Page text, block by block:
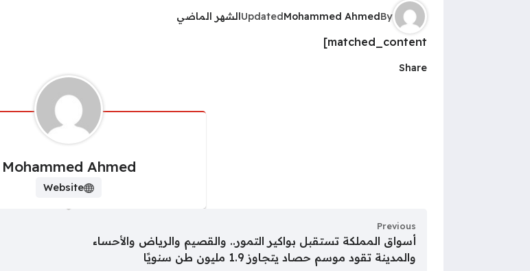
By
Mohammed Ahmed
Updatedالشهر الماضي
matched_content]
Share
Mohammed Ahmed
Website
Previous
أسواق المملكة تستقبل بواكير التمور.. والقصيم والرياض والأحساء
والمدينة تقود موسم حصاد يتجاوز 1.9 مليون طن سنويًا